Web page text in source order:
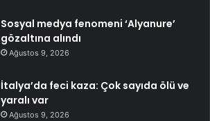
Sosyal medya fenomeni ‘Alyanure’
gözaltına alındı
Ağustos 9, 2026
İtalya’da feci kaza: Çok sayıda ölü ve
yaralı var
Ağustos 9, 2026